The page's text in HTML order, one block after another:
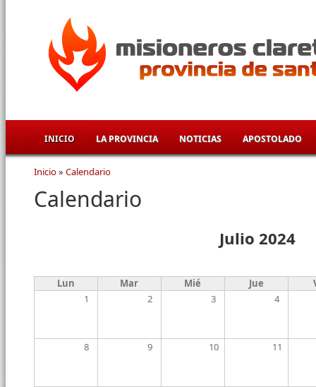
INICIO LA PROVINCIA NOTICIAS APOSTOLADO
Se encuentra usted aquí
Inicio» Calendario
Calendario
Julio 2024
Lun Mar Mié Jue
1
2 3 4
8 9 10 11